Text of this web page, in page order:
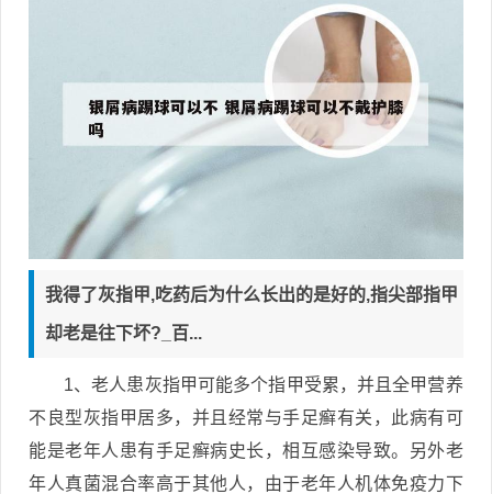
我得了灰指甲,吃药后为什么长出的是好的,指尖部指甲
却老是往下坏?_百...
1、老人患灰指甲可能多个指甲受累，并且全甲营养
不良型灰指甲居多，并且经常与手足癣有关，此病有可
能是老年人患有手足癣病史长，相互感染导致。另外老
年人真菌混合率高于其他人，由于老年人机体免疫力下